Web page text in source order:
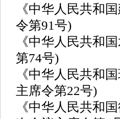
《中华人民共和
令第91号)
《中华人民共和
第74号)
《中华人民共和
主席令第22号)
《中华人民共和